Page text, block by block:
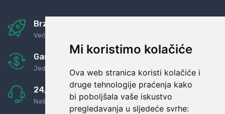
Mi koristimo kolačiće
Ova web stranica koristi kolačiće i
druge tehnologije praćenja kako
bi poboljšala vaše iskustvo
pregledavanja u sljedeće svrhe:
Brza i sigurna dostava
Već za nekoliko dana kod vas
Garancija u povrat novaca
Jednostavno pravilo: Roba za novac
24/7 odlična podrška
Naši agenti uvijek na raspolaganju